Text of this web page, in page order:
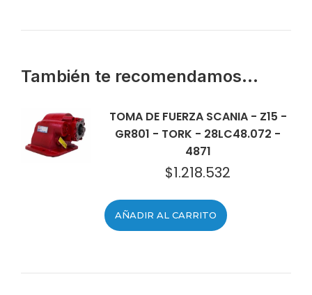
También te recomendamos…
TOMA DE FUERZA SCANIA - Z15 -
GR801 - TORK - 28LC48.072 -
4871
$1.218.532
AÑADIR AL CARRITO